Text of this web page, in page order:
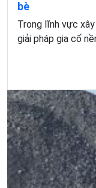
bè
Trong lĩnh vực
giải pháp gia cố